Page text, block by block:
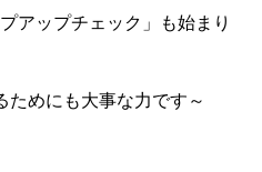
アップチェック」も始まり
ためにも大事な力です～